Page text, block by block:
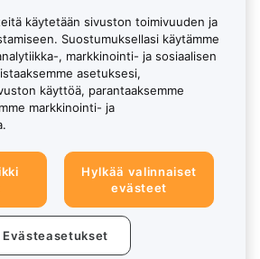
käytetään sivuston toimivuuden ja
Suostumuksellasi käytämme
, markkinointi- ja sosiaalisen
asetuksesi,
käyttöä, parantaaksemme
markkinointi- ja
Hylkää valinnaiset
evästeet
Evästeasetukset